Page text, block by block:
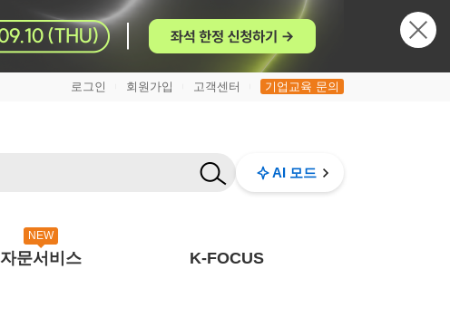
로그인 회원가입 고객센터 기업교육 문의
AI 모드
NEW
자문서비스 K-FOCUS